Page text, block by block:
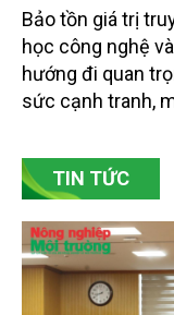
Bảo tồn giá trị
học công nghệ
hướng đi quan
sức cạnh tranh,
Bắc Ninh, nhiều
chủ động đổi mới
TIN TỨC